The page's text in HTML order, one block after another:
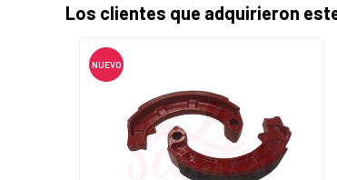
Los clientes que adquirieron
NUEVO